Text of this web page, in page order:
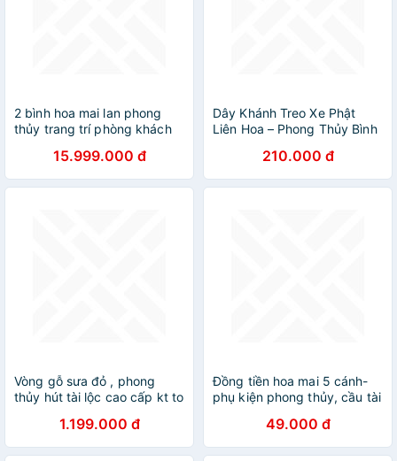
2 bình hoa mai lan phong
thủy trang trí phòng khách
15.999.000 đ
Dây Khánh Treo Xe Phật
Liên Hoa – Phong Thủy Bình
210.000 đ
Vòng gỗ sưa đỏ , phong
thủy hút tài lộc cao cấp kt to
1.199.000 đ
Đồng tiền hoa mai 5 cánh-
phụ kiện phong thủy, cầu tài
49.000 đ